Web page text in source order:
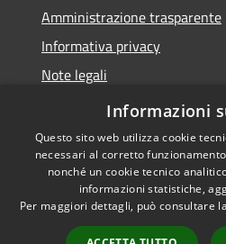
Amministrazione trasparente
Informativa privacy
Note legali
Dichiarazione di accessibilità
Accessibilità
Informazioni
Questo sito web utilizza cookie
necessari al corretto
nonché un cookie tecnico
informazioni statistiche,
Per maggiori dettagli, può consultare